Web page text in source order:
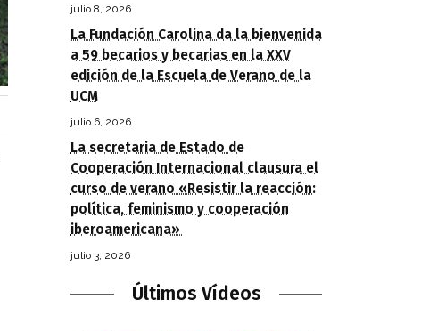
julio 8, 2026
La Fundación Carolina da la bienvenida
a 59 becarios y becarias en la XXV
edición de la Escuela de Verano de la
UCM
julio 6, 2026
La secretaria de Estado de
Cooperación Internacional clausura el
curso de verano «Resistir la reacción:
política, feminismo y cooperación
iberoamericana»
julio 3, 2026
Últimos Vídeos